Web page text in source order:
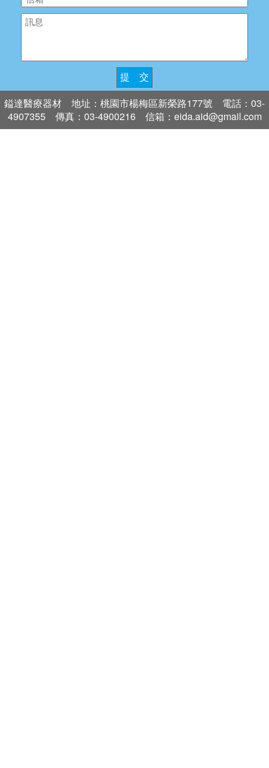
提 交
鎰達醫療器材 地址：桃園市楊梅區新榮路177號 電話：03-
4907355 傳真：03-4900216 信箱：eida.aid@gmail.com